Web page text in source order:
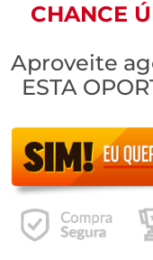
CHANCE
Aproveite
ESTA